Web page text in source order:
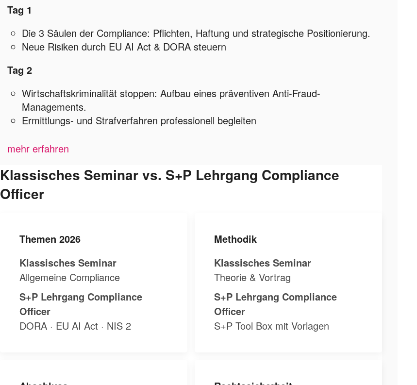
Tag 1
Die 3 Säulen der Compliance: Pflichten, Haftung und strategische Positionierung.
Neue Risiken durch EU AI Act & DORA steuern
Tag 2
Wirtschaftskriminalität stoppen: Aufbau eines präventiven Anti-Fraud-
Managements.
Ermittlungs- und Strafverfahren professionell begleiten
mehr erfahren
Klassisches Seminar vs. S+P Lehrgang Compliance
Officer
Themen 2026
Klassisches Seminar
Allgemeine Compliance
S+P Lehrgang Compliance
Officer
DORA · EU AI Act · NIS 2
Methodik
Klassisches Seminar
Theorie & Vortrag
S+P Lehrgang Compliance
Officer
S+P Tool Box mit Vorlagen